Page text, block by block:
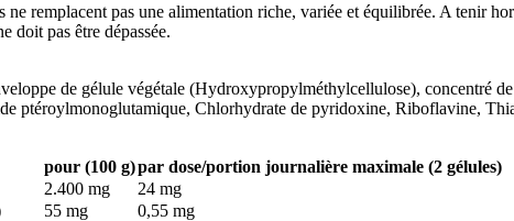
remplacent pas une alimentation riche, variée et équilibrée. A tenir
doit pas être dépassée.
de gélule végétale (Hydroxypropylméthylcellulose), concentré
ptéroylmonoglutamique, Chlorhydrate de pyridoxine, Riboflavine,
pour (100 g)par dose/portion journalière maximale (2 gélules)
2.400 mg
24 mg
55 mg
0,55 mg